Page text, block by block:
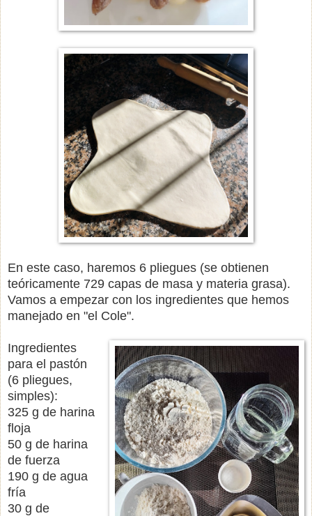
En este caso, haremos 6 pliegues (se obtienen
teóricamente 729 capas de masa y materia grasa).
Vamos a empezar con los ingredientes que hemos
manejado en "el Cole".
Ingredientes
para el pastón
(6 pliegues,
simples):
325 g de harina
floja
50 g de harina
de fuerza
190 g de agua
fría
30 g de